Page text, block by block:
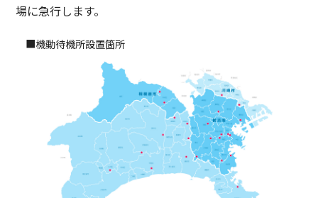
場に急行します。
■機動待機所設置箇所